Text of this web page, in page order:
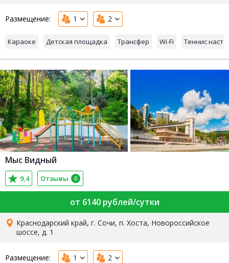
Размещение: 1 2
Караоке Детская площадка Трансфер Wi-Fi Теннис
Мыс Видный
9,4 Отзывы 0
от 6140 рублей/сутки
Краснодарский край, г. Сочи, п. Хоста, Новороссийское
шоссе, д. 1
Размещение: 1 2